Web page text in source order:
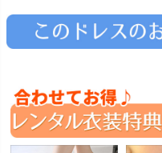
対応 七五三・発表会・記念
予約 Web または お電話
ヘアメイク・着付け